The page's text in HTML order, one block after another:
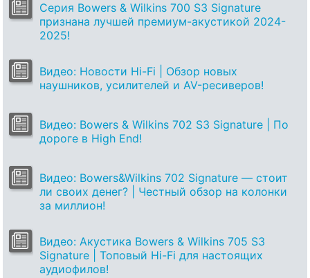
Серия Bowers & Wilkins 700 S3 Signature
признана лучшей премиум-акуcтикой 2024-
2025!
Видео: Новости Hi-Fi | Обзор новых
наушников, усилителей и AV-ресиверов!
Видео: Bowers & Wilkins 702 S3 Signature | По
дороге в High End!
Видео: Bowers&Wilkins 702 Signature — стоит
ли своих денег? | Честный обзор на колонки
за миллион!
Видео: Акустика Bowers & Wilkins 705 S3
Signature | Топовый Hi-Fi для настоящих
аудиофилов!